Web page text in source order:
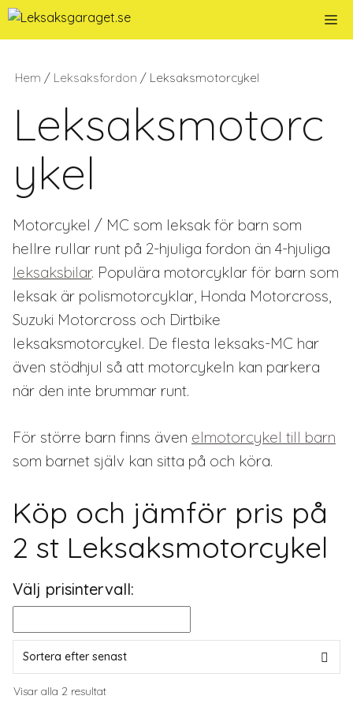
Hoppa
till
Hem / Leksaksfordon / Leksaksmotorcykel
Leksaksmotorc
ykel
Motorcykel / MC som leksak för barn som
hellre rullar runt på 2-hjuliga fordon än 4-hjuliga
leksaksbilar. Populära motorcyklar för barn som
leksak är polismotorcyklar, Honda Motorcross,
Suzuki Motorcross och Dirtbike
leksaksmotorcykel. De flesta leksaks-MC har
även stödhjul så att motorcykeln kan parkera
när den inte brummar runt.
För större barn finns även elmotorcykel till barn
som barnet själv kan sitta på och köra.
Köp och jämför pris på
2 st Leksaksmotorcykel
Välj prisintervall:
Visar alla 2 resultatSortera